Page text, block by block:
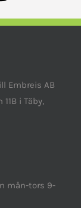
Embreis AB
i Täby,
mån-tors 9-